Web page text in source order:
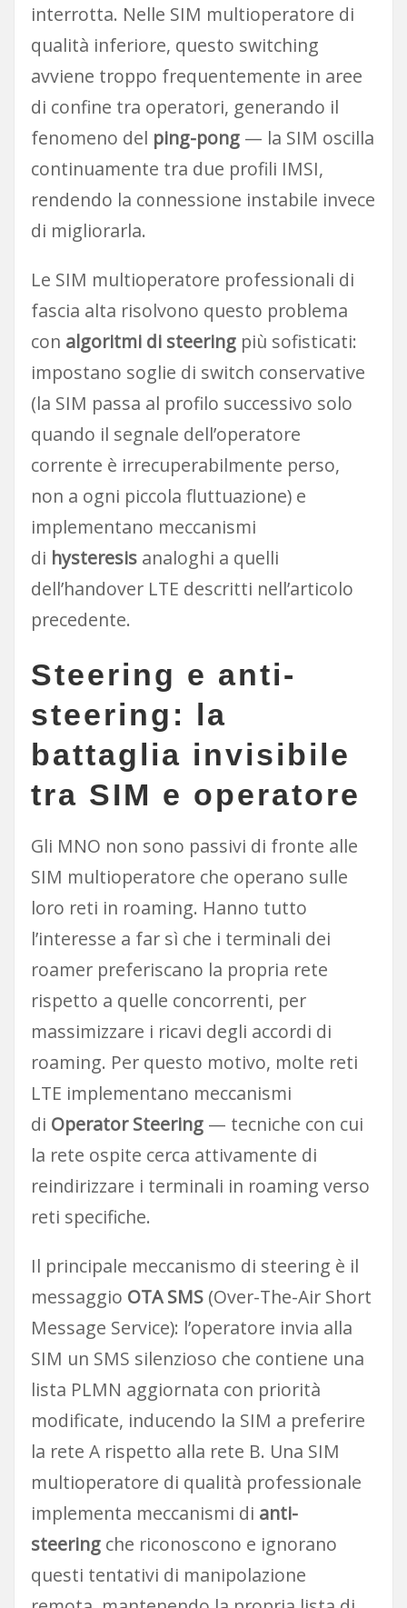
interrotta. Nelle SIM multioperatore di
qualità inferiore, questo switching
avviene troppo frequentemente in aree
di confine tra operatori, generando il
fenomeno del ping-pong— la SIM oscilla
continuamente tra due profili IMSI,
rendendo la connessione instabile invece
di migliorarla.
Le SIM multioperatore professionali di
fascia alta risolvono questo problema
con algoritmi di steeringpiù sofisticati:
impostano soglie di switch conservative
(la SIM passa al profilo successivo solo
quando il segnale dell’operatore
corrente è irrecuperabilmente perso,
non a ogni piccola fluttuazione) e
implementano meccanismi
di hysteresisanaloghi a quelli
dell’handover LTE descritti nell’articolo
precedente.
Steering e anti-
steering: la
battaglia invisibile
tra SIM e operatore
Gli MNO non sono passivi di fronte alle
SIM multioperatore che operano sulle
loro reti in roaming. Hanno tutto
l’interesse a far sì che i terminali dei
roamer preferiscano la propria rete
rispetto a quelle concorrenti, per
massimizzare i ricavi degli accordi di
roaming. Per questo motivo, molte reti
LTE implementano meccanismi
di Operator Steering— tecniche con cui
la rete ospite cerca attivamente di
reindirizzare i terminali in roaming verso
reti specifiche.
Il principale meccanismo di steering è il
messaggio OTA SMS(Over-The-Air Short
Message Service): l’operatore invia alla
SIM un SMS silenzioso che contiene una
lista PLMN aggiornata con priorità
modificate, inducendo la SIM a preferire
la rete A rispetto alla rete B. Una SIM
multioperatore di qualità professionale
implementa meccanismi di anti-
steeringche riconoscono e ignorano
questi tentativi di manipolazione